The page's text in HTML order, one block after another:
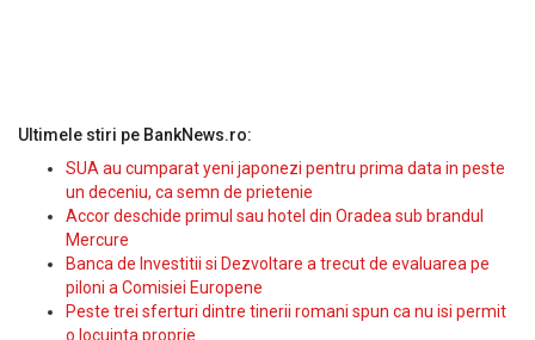
Ultimele stiri pe BankNews.ro:
SUA au cumparat yeni japonezi pentru prima data in peste
un deceniu, ca semn de prietenie
Accor deschide primul sau hotel din Oradea sub brandul
Mercure
Banca de Investitii si Dezvoltare a trecut de evaluarea pe
piloni a Comisiei Europene
Peste trei sferturi dintre tinerii romani spun ca nu isi permit
o locuinta proprie